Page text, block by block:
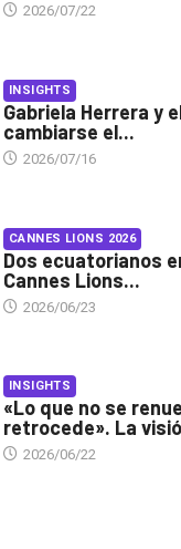
2026/07/22
INSIGHTS
Gabriela Herrera y
cambiarse el...
2026/07/16
CANNES LIONS 2026
Dos ecuatorianos
Cannes Lions...
2026/06/23
INSIGHTS
«Lo que no se
retrocede». La
2026/06/22